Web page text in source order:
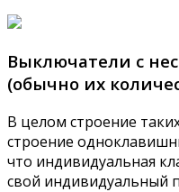
Выключатели с
(обычно их
В целом строение
строение
что индивидуальная
свой индивидуальный